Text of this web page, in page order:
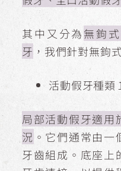
其中又分為無鉤
牙 ，我們針對無鉤
活動假牙種類
局部活動假牙適用
況 。它們通常由
牙齒組成。底座上